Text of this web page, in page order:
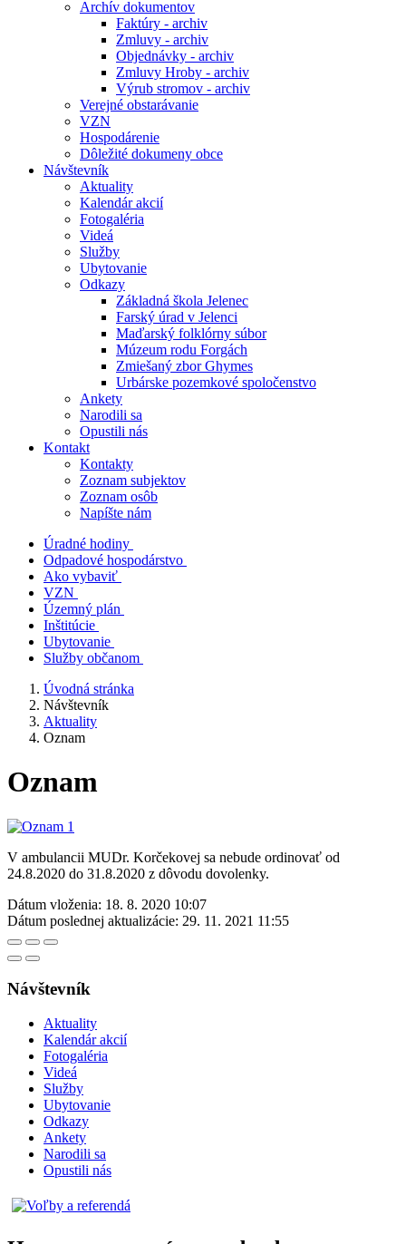
Archív dokumentov
Faktúry - archiv
Zmluvy - archiv
Objednávky - archiv
Zmluvy Hroby - archiv
Výrub stromov - archiv
Verejné obstarávanie
VZN
Hospodárenie
Dôležité dokumeny obce
Návštevník
Aktuality
Kalendár akcií
Fotogaléria
Videá
Služby
Ubytovanie
Odkazy
Základná škola Jelenec
Farský úrad v Jelenci
Maďarský folklórny súbor
Múzeum rodu Forgách
Zmiešaný zbor Ghymes
Urbárske pozemkové spoločenstvo
Ankety
Narodili sa
Opustili nás
Kontakt
Kontakty
Zoznam subjektov
Zoznam osôb
Napíšte nám
Úradné hodiny
Odpadové hospodárstvo
Ako vybaviť
VZN
Územný plán
Inštitúcie
Ubytovanie
Služby občanom
Úvodná stránka
Návštevník
Aktuality
Oznam
Oznam
V ambulancii MUDr. Korčekovej sa nebude ordinovať od
24.8.2020 do 31.8.2020 z dôvodu dovolenky.
Dátum vloženia: 18. 8. 2020 10:07
Dátum poslednej aktualizácie: 29. 11. 2021 11:55
Návštevník
Aktuality
Kalendár akcií
Fotogaléria
Videá
Služby
Ubytovanie
Odkazy
Ankety
Narodili sa
Opustili nás